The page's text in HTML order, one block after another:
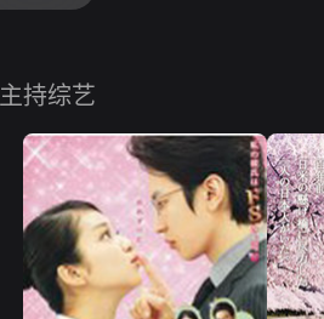
主持综艺